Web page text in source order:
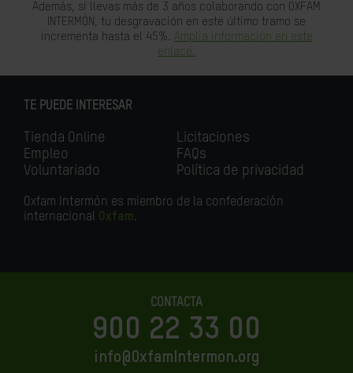
Además, si llevas más de 3 años colaborando con OXFAM
INTERMÓN, tu desgravación en este último tramo se
incrementa hasta el 45%. Amplia información en este
enlace.
TE PUEDE INTERESAR
Tienda Online
Empleo
Voluntariado
Licitaciones
FAQs
Política de privacidad
Oxfam Intermón es miembro de la confederación
internacional Oxfam.
CONTACTA
900 22 33 00
info@OxfamIntermon.org